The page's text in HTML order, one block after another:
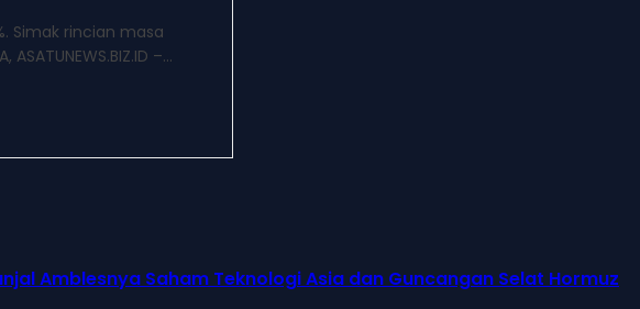
Simak rincian masa
–...
Amblesnya Saham Teknologi Asia dan Guncangan Selat Hormuz